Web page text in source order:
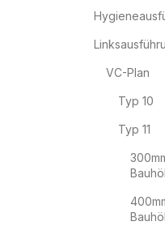
VC-Plan
Typ 10
Typ 11